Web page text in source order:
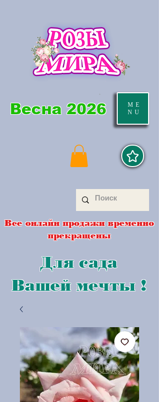
ME
NU
Весна 2026
Все онлайн продажи временно
прекращены
Для сада
Вашей мечты !